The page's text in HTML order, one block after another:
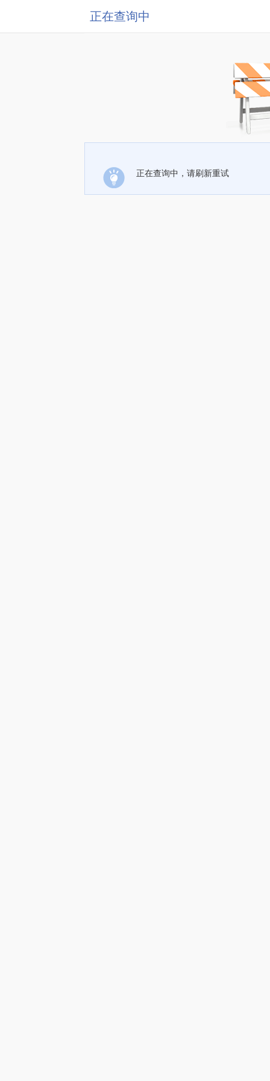
正在查询中
正在查询中，请刷新重试